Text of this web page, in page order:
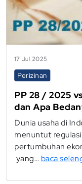
17 Jul 2025
Perizinan
PP 28 / 2025
dan Apa
Dunia usaha di
menuntut
pertumbuhan
yang… baca